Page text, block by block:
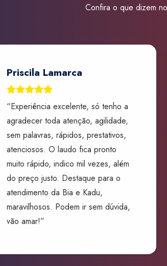
Confira o que dizem
Priscila Lamarca
“Experiência excelente, só tenho a
agradecer toda atenção, agilidade,
sem palavras, rápidos, prestativos,
atenciosos. O laudo fica pronto
muito rápido, indico mil vezes, além
do preço justo. Destaque para o
atendimento da Bia e Kadu,
maravilhosos. Podem ir sem dúvida,
vão amar!”